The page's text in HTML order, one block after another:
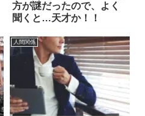
方が謎だったので、よく
聞くと…天才か！！
人間関係